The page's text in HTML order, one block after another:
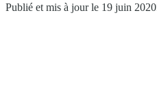
Publié et mis à jour le 19 juin 2020